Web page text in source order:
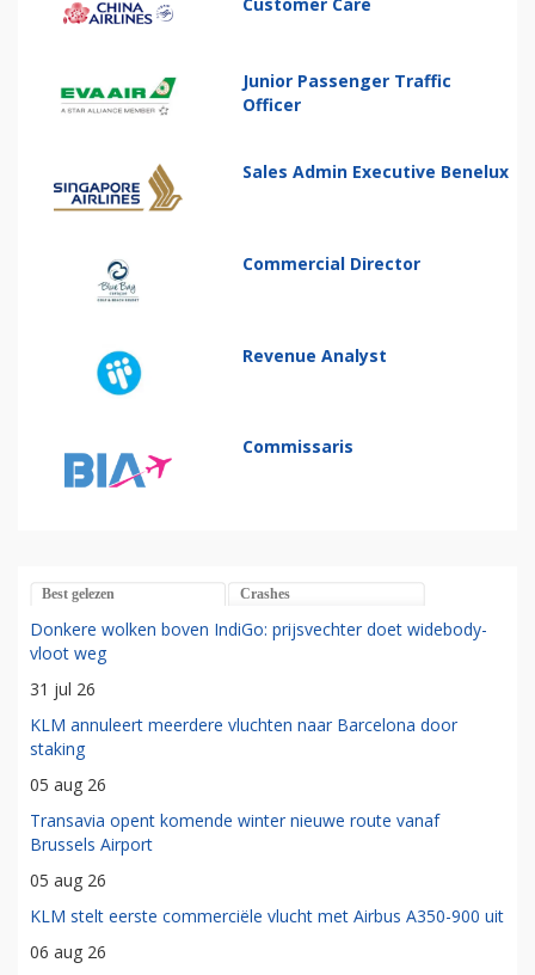
Junior Passenger Traffic
Officer
Sales Admin Executive Benelux
Commercial Director
Revenue Analyst
Commissaris
Best gelezen Crashes
Donkere wolken boven IndiGo: prijsvechter doet widebody-
vloot weg
31 jul 26
KLM annuleert meerdere vluchten naar Barcelona door
staking
05 aug 26
Transavia opent komende winter nieuwe route vanaf
Brussels Airport
05 aug 26
KLM stelt eerste commerciële vlucht met Airbus A350-900 uit
06 aug 26